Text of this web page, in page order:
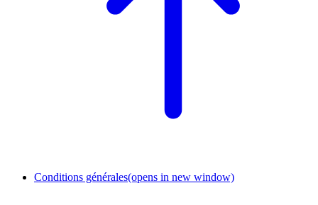
Conditions générales(opens in new window)